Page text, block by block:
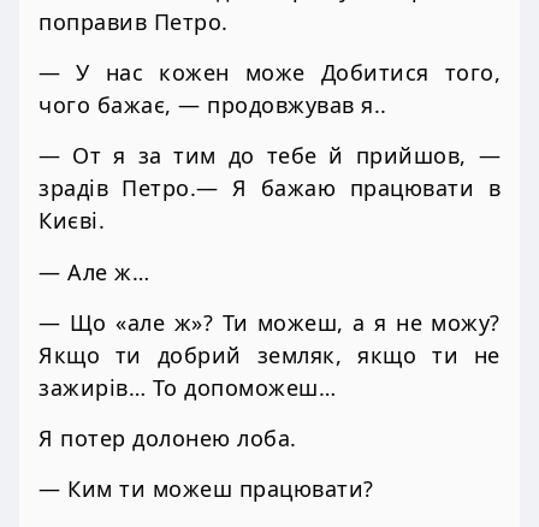
поправив Петро.
— У нас кожен може Добитися того,
чого бажає, — продовжував я..
— От я за тим до тебе й прийшов, —
зрадів Петро.— Я бажаю працювати в
Києві.
— Але ж…
— Що «але ж»? Ти можеш, а я не можу?
Якщо ти добрий земляк, якщо ти не
зажирів… То допоможеш…
Я потер долонею лоба.
— Ким ти можеш працювати?